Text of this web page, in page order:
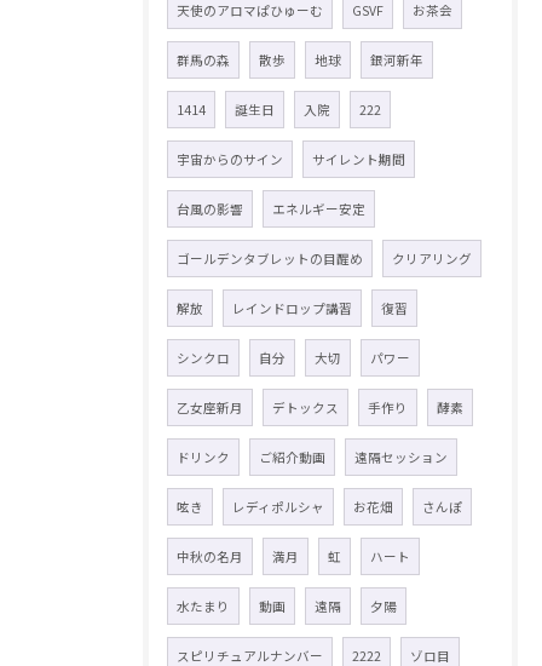
天使のアロマぱひゅーむ GSVF お茶会
群馬の森 散歩 地球 銀河新年
1414 誕生日 入院 222
宇宙からのサイン サイレント期間
台風の影響 エネルギー安定
ゴールデンタブレットの目醒め クリアリング
解放 レインドロップ講習 復習
シンクロ 自分 大切 パワー
乙女座新月 デトックス 手作り 酵素
ドリンク ご紹介動画 遠隔セッション
呟き レディポルシャ お花畑 さんぽ
中秋の名月 満月 虹 ハート
水たまり 動画 遠隔 夕陽
スピリチュアルナンバー 2222 ゾロ目